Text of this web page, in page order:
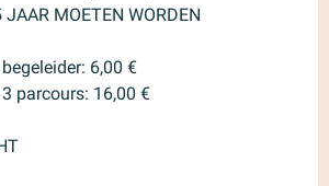
MOETEN WORDEN
6,00 €
parcours: 16,00 €